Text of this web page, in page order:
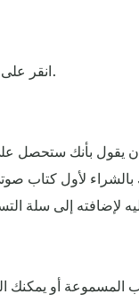
انقر على الكتب الصوتية.
لأول كتاب
المسموعة أو يمكنك